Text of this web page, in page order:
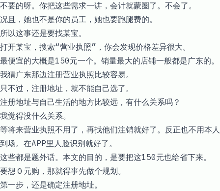
不要的呀。你把这些需求一讲，会计就蒙圈了。不会了。
况且，她也不是你的员工，她也要跑腿费的。
所以这事还是要找某宝。
打开某宝，搜索“营业执照”，你会发现价格差异很大。
最便宜的大概是150元一个。销量最大的店铺一般都是广东的。
我猜广东那边注册营业执照比较容易。
只不过，注册地址，就不能自己选了。
注册地址与自己生活的地方比较远，有什么关系吗？
我觉得没什么关系。
等将来营业执照不用了，再找他们注销就好了。反正也不用本人
到场。在APP里人脸识别就好了。
这些都是题外话。本文的目的，是要把这150元也给省下来。
要想０元购，那就得事先做个规划。
第一步，还是确定注册地址。